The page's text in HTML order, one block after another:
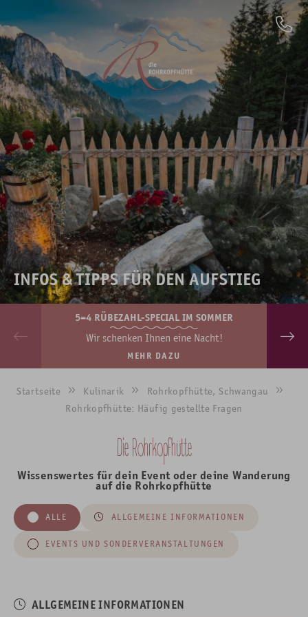
INFOS & TIPPS FÜR DEN AUFSTIEG
5=4 RÜBEZAHL-SPECIAL IM SOMMER
Wir schenken Ihnen eine Nacht!
MEHR DAZU
Startseite Kulinarik
Rohrkopfhütte, Schwangau
Rohrkopfhütte: Häufig gestellte Fragen
Die Rohrkopfhütte
Wissenswertes für dein Event oder deine Wanderung
auf die Rohrkopfhütte
ALLE ALLGEMEINE INFORMATIONEN
EVENTS UND SONDERVERANSTALTUNGEN
ALLGEMEINE INFORMATIONEN